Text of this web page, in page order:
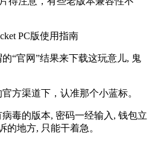
“官网”结果来下载这玩意儿, 鬼
方渠道下，认准那个小蓝标。
毒的版本, 密码一经输入, 钱包立
的地方, 只能干着急。